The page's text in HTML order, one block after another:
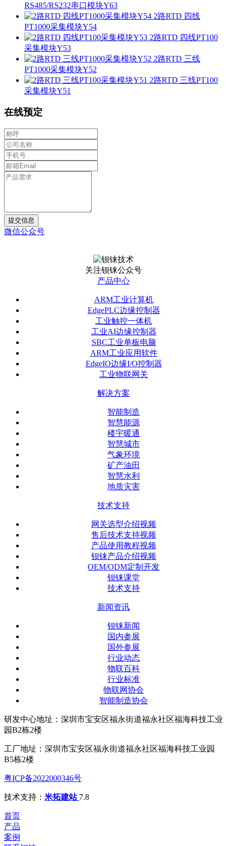
RS485/RS232串口模块Y63
2路RTD 四线
PT1000采集模块Y54
2路RTD 四线PT100
采集模块Y53
2路RTD 三线
PT1000采集模块Y52
2路RTD 三线PT100
采集模块Y51
在线预定
提交信息
微信公众号
关注钡铼公众号
产品中心
ARM工业计算机
EdgePLC边缘控制器
工业触控一体机
工业AI边缘控制器
SBC工业单板电脑
ARM工业应用软件
EdgeIO边缘I/O控制器
工业物联网关
解决方案
智能制造
智慧能源
楼宇暖通
智慧城市
气象环境
矿产油田
智慧水利
地质灾害
技术支持
网关选型介绍视频
售后技术支持视频
产品使用教程视频
钡铼产品介绍视频
OEM/ODM定制开发
钡铼课堂
技术支持
新闻资讯
钡铼新闻
国内参展
国外参展
行业动态
物联百科
行业标准
物联网协会
智能制造协会
研发中心地址：深圳市宝安区福永街道福永社区福海科技工业
园B2栋2楼
工厂地址：深圳市宝安区福永街道福永社区福海科技工业园
B5栋2楼
粤ICP备2022000346号
技术支持： 米拓建站 7.8
首页
产品
案例